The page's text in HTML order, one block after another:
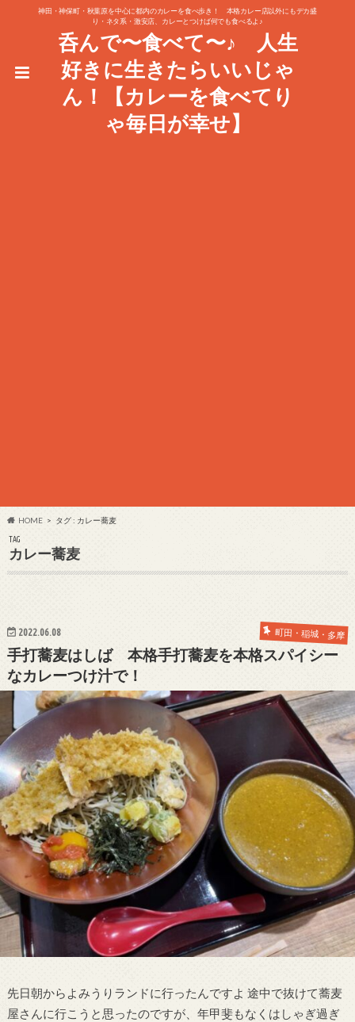
神田・神保町・秋葉原を中心に都内のカレーを食べ歩き！ 本格カレー店以外にもデカ盛
り・ネタ系・激安店、カレーとつけば何でも食べるよ♪
呑んで〜食べて〜♪ 人生
好きに生きたらいいじゃ
ん！【カレーを食べてり
ゃ毎日が幸せ】
HOME タグ : カレー蕎麦
TAG
カレー蕎麦
2022.06.08 町田・稲城・多摩
手打蕎麦はしば 本格手打蕎麦を本格スパイシー
なカレーつけ汁で！
先日朝からよみうりランドに行ったんですよ 途中で抜けて蕎麦
屋さんに行こうと思ったのですが、年甲斐もなくはしゃぎ過ぎ